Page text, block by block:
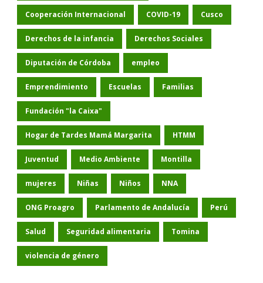
Cooperación Internacional COVID-19 Cusco
Derechos de la infancia Derechos Sociales
Diputación de Córdoba empleo
Emprendimiento Escuelas Familias
Fundación "la Caixa"
Hogar de Tardes Mamá Margarita HTMM
Juventud Medio Ambiente Montilla
mujeres Niñas Niños NNA
ONG Proagro Parlamento de Andalucía Perú
Salud Seguridad alimentaria Tomina
violencia de género